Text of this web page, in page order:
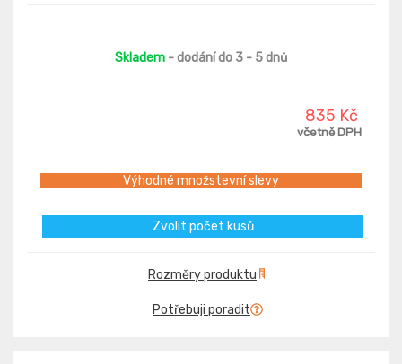
Skladem - dodání do 3 - 5 dnů
835 Kč
včetně DPH
Výhodné množstevní slevy
Zvolit počet kusů
Rozměry produktu
Potřebuji poradit